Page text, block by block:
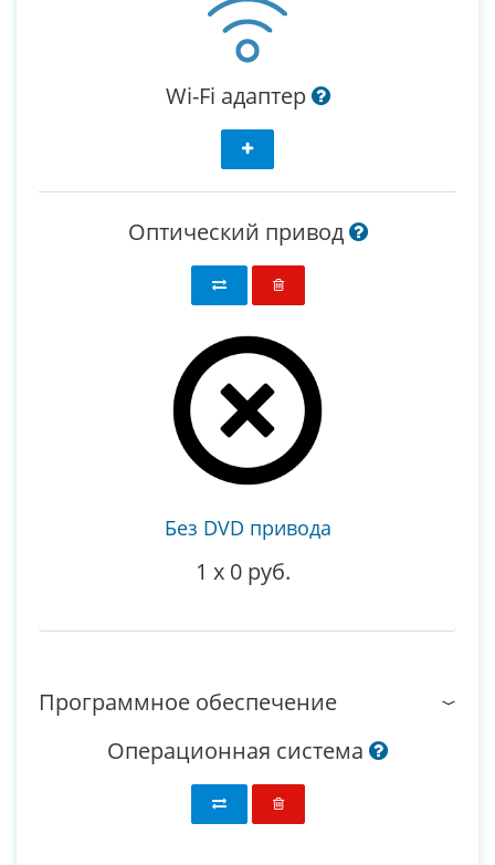
Wi-Fi адаптер
Оптический привод
Без DVD привода
1 x 0 руб.
Программное обеспечение
Операционная система